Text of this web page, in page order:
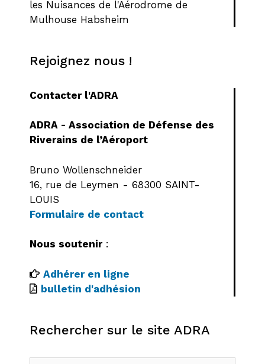
les Nuisances de l'Aérodrome de
Mulhouse Habsheim
Rejoignez nous !
Contacter l'ADRA
ADRA - Association de Défense des
Riverains de l’Aéroport
Bruno Wollenschneider
16, rue de Leymen - 68300 SAINT-
LOUIS
Formulaire de contact
Nous soutenir:
Adhérer en ligne
bulletin d'adhésion
Rechercher sur le site ADRA